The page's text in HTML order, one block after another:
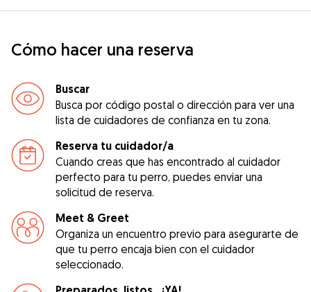
Cómo hacer una reserva
Buscar
Busca por código postal o dirección para ver una
lista de cuidadores de confianza en tu zona.
Reserva tu cuidador/a
Cuando creas que has encontrado al cuidador
perfecto para tu perro, puedes enviar una
solicitud de reserva.
Meet & Greet
Organiza un encuentro previo para asegurarte de
que tu perro encaja bien con el cuidador
seleccionado.